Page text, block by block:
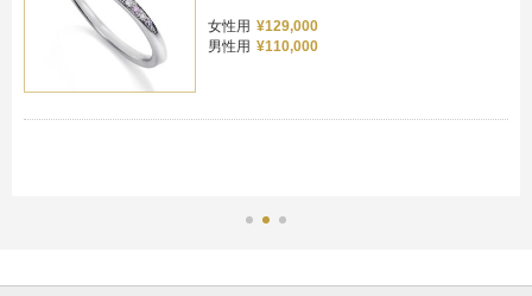
女性用 ¥129,000
男性用 ¥110,000